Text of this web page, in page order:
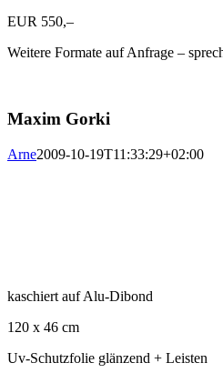
EUR 550,–
Weitere Formate auf Anfrage –
Maxim Gorki
Arne2009-10-19T11:33:29+02:00
kaschiert auf Alu-Dibond
120 x 46 cm
Uv-Schutzfolie glänzend + Leisten